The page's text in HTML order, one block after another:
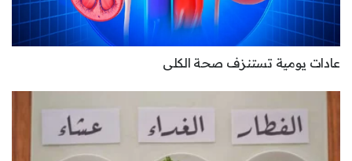
عادات يومية تستنزف صحة الكلى